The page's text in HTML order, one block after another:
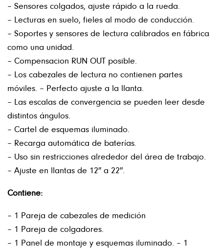
– Sensores colgados, ajuste rápido a la rueda.
– Lecturas en suelo, fieles al modo de conducción.
– Soportes y sensores de lectura calibrados en fábrica
como una unidad.
– Compensacion RUN OUT posible.
– Los cabezales de lectura no contienen partes
móviles. – Perfecto ajuste a la llanta.
– Las escalas de convergencia se pueden leer desde
distintos ángulos.
– Cartel de esquemas iluminado.
– Recarga automática de baterías.
– Uso sin restricciones alrededor del área de trabajo.
– Ajuste en llantas de 12″ a 22″.
Contiene:
– 1 Pareja de cabezales de medición
– 1 Pareja de colgadores.
– 1 Panel de montaje y esquemas iluminado. – 1